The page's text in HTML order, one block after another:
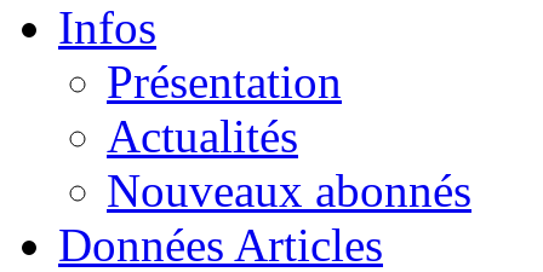
Infos
Présentation
Actualités
Nouveaux abonnés
Données Articles